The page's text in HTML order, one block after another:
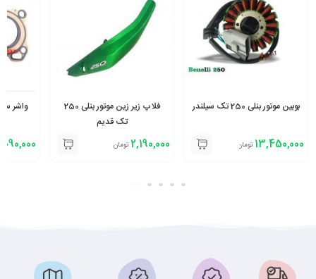
بوبین موتور بنلی 250 تک سیلندر
13,450,000 تومان
فلاپ زیر زین موتور بنلی 250
تک قدیم
2,190,000 تومان